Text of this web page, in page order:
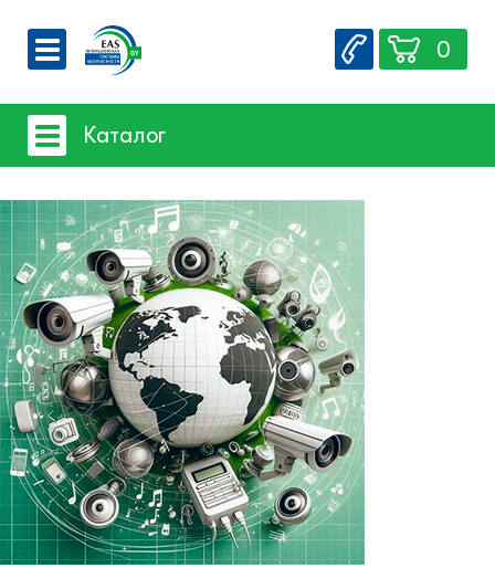
О компании
Вакансии
Контакты
0
Каталог
Системы видеонаблюдения
- iFLOW
- SpaceTechnology
- Dahua
- EZ-IP
- Hikvision
- Комплектующие и монтажный
материал
Системы защиты товаров от краж
Счетчики посетителей